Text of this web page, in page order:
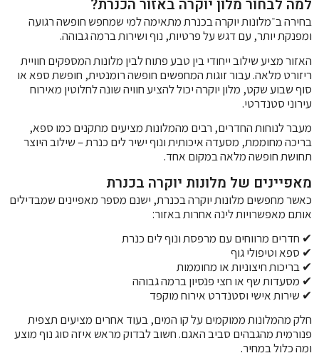
למה לבחור מלון יוקרה באזור הכנרת?
בחירה ב־מלונות יוקרה בכנרת מתאימה למי שמחפש חופשה רגועה
ומפנקת יותר, עם דגש על פרטיות, נוף ושירות ברמה גבוהה.
האזור מציע שילוב ייחודי בין טבע פתוח לבין מלונות המספקים חוויית
ריזורט מלאה. עבור זוגות המחפשים חופשה רומנטית, חופשת ספא או
סוף שבוע שקט, מלון יוקרה יכול להציע חוויה שונה לחלוטין מאירוח
עירוני סטנדרטי.
מעבר לנוחות החדרים, רבים מהמלונות מציעים מתקנים כמו ספא,
בריכה מחוממת, מסעדה איכותית ונוף ישיר לים כנרת – שילוב היוצר
תחושת חופשה מלאה במקום אחד.
מאפיינים של מלונות יוקרה בכנרת
כאשר מחפשים מלונות יוקרה בכנרת, ישנם מספר מאפיינים שמבדילים
אותם מאפשרויות לינה אחרות באזור:
✔ חדרים מרווחים עם מרפסת ונוף לים כנרת
✔ ספא וטיפולי גוף
✔ בריכות חיצוניות או מחוממות
✔ מסעדות שף או חצי פנסיון ברמה גבוהה
✔ שירות אישי וסטנדרט אירוח מוקפד
חלק מהמלונות ממוקמים על קו המים, בעוד אחרים מציעים תצפית
פנורמית מהגבהים סביב האגם. חשוב לבדוק מראש איזה סוג נוף מוצע
ומה כלול במחיר.